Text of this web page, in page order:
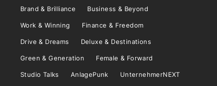
Brand & Brilliance Business & Beyond
Work & Winning Finance & Freedom
Drive & Dreams Deluxe & Destinations
Green & Generation Female & Forward
Studio Talks AnlagePunk UnternehmerNEXT